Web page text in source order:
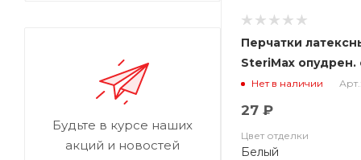
Перчатки
SteriMax опудрен.
Нет в наличии
27 ₽
Цвет отделки
Белый
Будьте в курсе наших
акций и новостей